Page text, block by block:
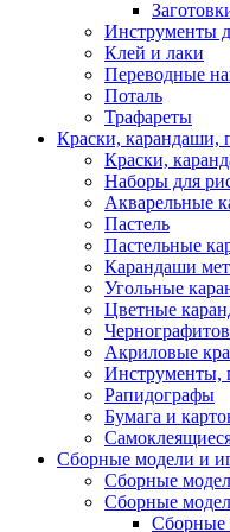
Инструменты
Клей и лаки
Переводные
Поталь
Трафареты
Краски, карандаши,
Краски,
Наборы для
Акварельные
Пастель
Пастельные
Карандаши
Угольные
Цветные
Акриловые
Инструменты,
Рапидографы
Бумага и
Сборные модели и
Сборные
Сборные
Сборные